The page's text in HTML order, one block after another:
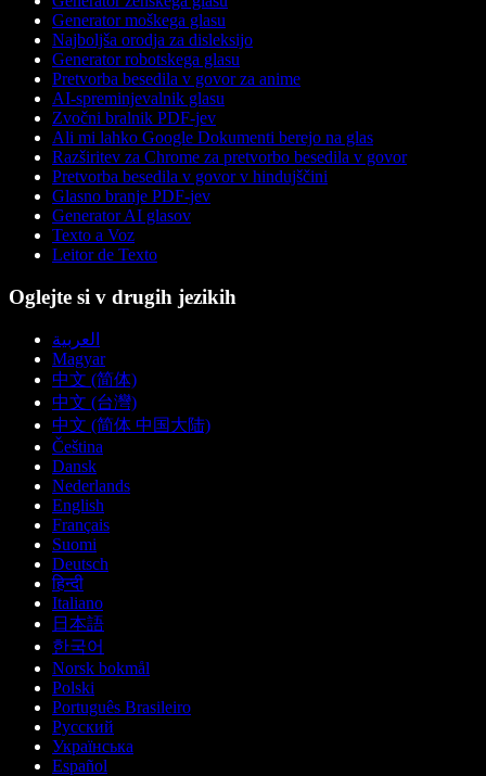
Generator moškega glasu
Najboljša orodja za disleksijo
Generator robotskega glasu
Pretvorba besedila v govor za anime
AI-spreminjevalnik glasu
Zvočni bralnik PDF-jev
Ali mi lahko Google Dokumenti berejo na glas
Razširitev za Chrome za pretvorbo besedila v govor
Pretvorba besedila v govor v hindujščini
Glasno branje PDF-jev
Generator AI glasov
Texto a Voz
Leitor de Texto
Oglejte si v drugih jezikih
العربية
Magyar
中文 (简体)
中文 (台灣)
中文 (简体 中国大陆)
Čeština
Dansk
Nederlands
English
Français
Suomi
Deutsch
हिन्दी
Italiano
日本語
한국어
Norsk bokmål
Polski
Português Brasileiro
Русский
Українська
Español